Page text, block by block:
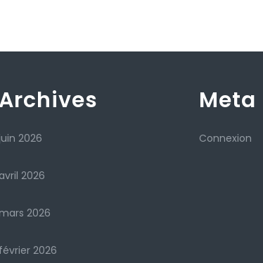
Archives
juin 2026
avril 2026
mars 2026
février 2026
Meta
Connexion